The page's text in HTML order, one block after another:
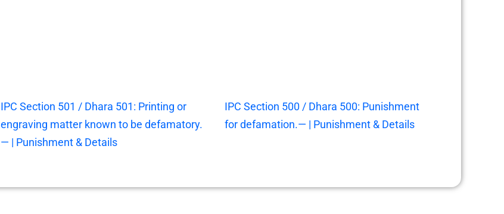
IPC Section 501 / Dhara 501: Printing or
engraving matter known to be defamatory.
— | Punishment & Details
IPC Section 500 / Dhara 500: Punishment
for defamation.— | Punishment & Details